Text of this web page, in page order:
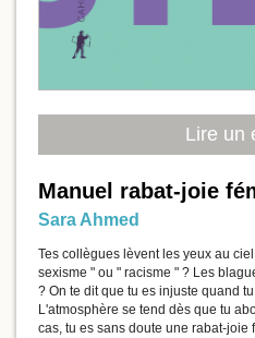
Lire un
Manuel rabat-joie
Sara Ahmed
Tes collègues lèvent les yeux au
sexisme " ou " racisme " ? Les
? On te dit que tu es injuste quand
L'atmosphère se tend dès que tu
cas, tu es sans doute une rabat-joie